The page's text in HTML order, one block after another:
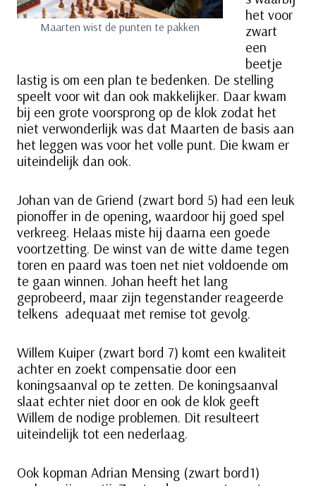
Maarten wist de punten te pakken
het voor
zwart
een
beetje
lastig is om een plan te bedenken. De stelling
speelt voor wit dan ook makkelijker. Daar kwam
bij een grote voorsprong op de klok zodat het
niet verwonderlijk was dat Maarten de basis aan
het leggen was voor het volle punt. Die kwam er
uiteindelijk dan ook.
Johan van de Griend (zwart bord 5) had een leuk
pionoffer in de opening, waardoor hij goed spel
verkreeg. Helaas miste hij daarna een goede
voortzetting. De winst van de witte dame tegen
toren en paard was toen net niet voldoende om
te gaan winnen. Johan heeft het lang
geprobeerd, maar zijn tegenstander reageerde
telkens adequaat met remise tot gevolg.
Willem Kuiper (zwart bord 7) komt een kwaliteit
achter en zoekt compensatie door een
koningsaanval op te zetten. De koningsaanval
slaat echter niet door en ook de klok geeft
Willem de nodige problemen. Dit resulteert
uiteindelijk tot een nederlaag.
Ook kopman Adrian Mensing (zwart bord1)